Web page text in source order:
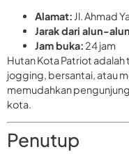
Alamat: Jl. Ahmad
Jarak dari alun-
Jam buka: 24 jam
Hutan Kota Patriot
jogging, bersantai, atau
memudahkan
kota.
Penutup